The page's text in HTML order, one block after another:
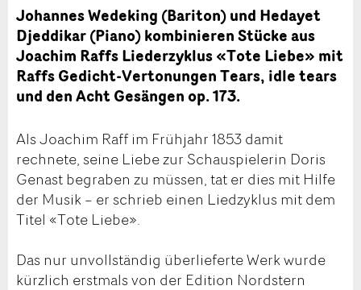
Johannes Wedeking (Bariton) und Hedayet
Djeddikar (Piano) kombinieren Stücke aus
Joachim Raffs Liederzyklus «Tote Liebe» mit
Raffs Gedicht-Vertonungen Tears, idle tears
und den Acht Gesängen op. 173.
Als Joachim Raff im Frühjahr 1853 damit
rechnete, seine Liebe zur Schauspielerin Doris
Genast begraben zu müssen, tat er dies mit Hilfe
der Musik – er schrieb einen Liedzyklus mit dem
Titel «Tote Liebe».
Das nur unvollständig überlieferte Werk wurde
kürzlich erstmals von der Edition Nordstern